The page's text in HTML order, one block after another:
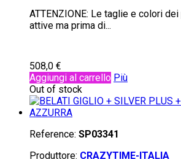
ATTENZIONE: Le taglie e colori
attive ma prima di...
508,0 €
Aggiungi al carrello Più
Out of stock
Reference: SP03341
Produttore: CRAZYTIME-ITALIA